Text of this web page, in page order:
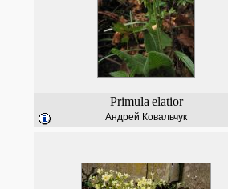
Primula elatior
Андрей Ковальчук